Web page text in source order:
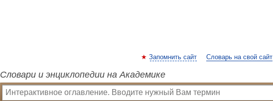
Запомнить сайт Словарь на свой сайт
Словари и энциклопедии на Академике